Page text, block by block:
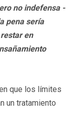
no indefensa -
pena sería
en
que los límites
un tratamiento